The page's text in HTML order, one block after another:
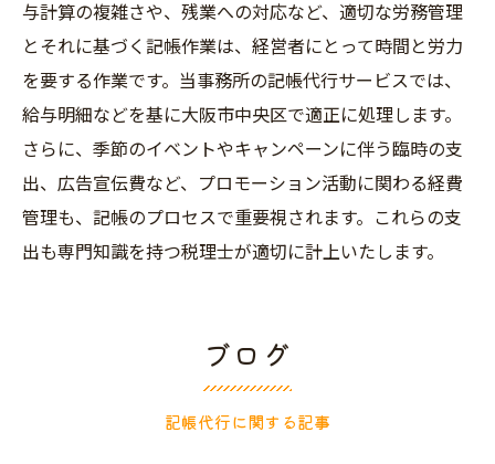
与計算の複雑さや、残業への対応など、適切な労務管理
とそれに基づく記帳作業は、経営者にとって時間と労力
を要する作業です。当事務所の記帳代行サービスでは、
給与明細などを基に大阪市中央区で適正に処理します。
さらに、季節のイベントやキャンペーンに伴う臨時の支
出、広告宣伝費など、プロモーション活動に関わる経費
管理も、記帳のプロセスで重要視されます。これらの支
出も専門知識を持つ税理士が適切に計上いたします。
ブログ
記帳代行に関する記事